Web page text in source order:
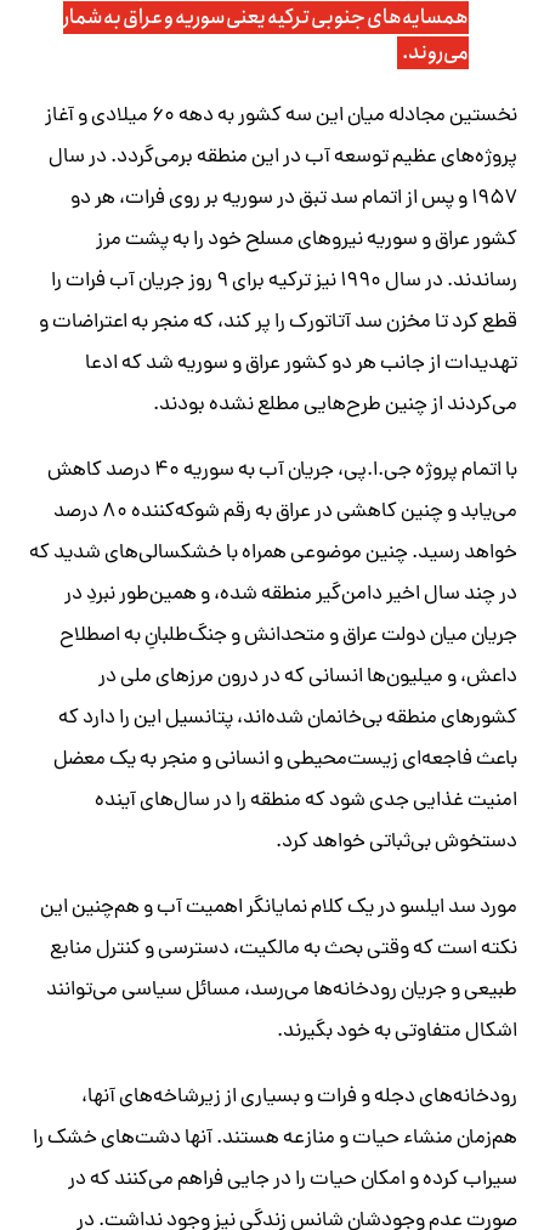
همسایه‌های جنوبی ترکیه یعنی سوریه و عراق به شمار
می‌روند.
نخستین مجادله میان این سه کشور به دهه ۶۰ میلادی و آغاز
پروژه‌های عظیم توسعه آب در این منطقه برمی‌گردد. در سال
۱۹۵۷ و پس از اتمام سد تبق در سوریه بر روی فرات، هر دو
کشور عراق و سوریه نیروهای مسلح خود را به پشت مرز
رساندند. در سال ۱۹۹۰ نیز ترکیه برای ۹ روز جریان آب فرات را
قطع کرد تا مخزن سد آتاتورک را پر کند، که منجر به اعتراضات و
تهدیدات از جانب هر دو کشور عراق و سوریه شد که ادعا
می‌کردند از چنین طرح‌هایی مطلع نشده بودند.
با اتمام پروژه جی.ا.پی، جریان آب به سوریه ۴۰ درصد کاهش
می‌یابد و چنین کاهشی در عراق به رقم شوکه‌کننده ۸۰ درصد
خواهد رسید. چنین موضوعی همراه با خشکسالی‌های شدید که
در چند سال اخیر دامن‌گیر منطقه شده، و همین‌طور نبردِ در
جریان میان دولت عراق و متحدانش و جنگ‌طلبانِ به اصطلاح
داعش، و میلیون‌ها انسانی که در درون مرزهای ملی در
کشورهای منطقه بی‌خانمان شده‌اند، پتانسیل این را دارد که
باعث فاجعه‌ای زیست‌محیطی و انسانی و منجر به یک معضل
امنیت غذایی جدی شود که منطقه را در سال‌های آینده
دستخوش بی‌ثباتی خواهد کرد.
مورد سد ایلسو در یک کلام نمایانگر اهمیت آب و هم‌چنین این
نکته است که وقتی بحث به مالکیت، دسترسی و کنترل منابع
طبیعی و جریان رودخانه‌ها می‌رسد، مسائل سیاسی می‌توانند
اشکال متفاوتی به خود بگیرند.
رودخانه‌های دجله و فرات و بسیاری از زیرشاخه‌های آنها،
هم‌زمان منشاء حیات و منازعه هستند. آنها دشت‌های خشک را
سیراب کرده و امکان حیات را در جایی فراهم می‌کنند که در
صورت عدم وجودشان شانس زندگی نیز وجود نداشت. در